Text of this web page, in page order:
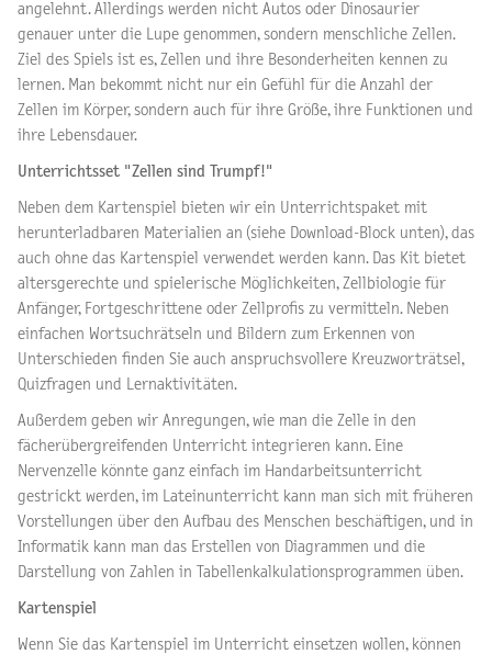
angelehnt. Allerdings werden nicht Autos oder Dinosaurier
genauer unter die Lupe genommen, sondern menschliche Zellen.
Ziel des Spiels ist es, Zellen und ihre Besonderheiten kennen zu
lernen. Man bekommt nicht nur ein Gefühl für die Anzahl der
Zellen im Körper, sondern auch für ihre Größe, ihre Funktionen und
ihre Lebensdauer.
Unterrichtsset "Zellen sind Trumpf!"
Neben dem Kartenspiel bieten wir ein Unterrichtspaket mit
herunterladbaren Materialien an (siehe Download-Block unten), das
auch ohne das Kartenspiel verwendet werden kann. Das Kit bietet
altersgerechte und spielerische Möglichkeiten, Zellbiologie für
Anfänger, Fortgeschrittene oder Zellprofis zu vermitteln. Neben
einfachen Wortsuchrätseln und Bildern zum Erkennen von
Unterschieden finden Sie auch anspruchsvollere Kreuzworträtsel,
Quizfragen und Lernaktivitäten.
Außerdem geben wir Anregungen, wie man die Zelle in den
fächerübergreifenden Unterricht integrieren kann. Eine
Nervenzelle könnte ganz einfach im Handarbeitsunterricht
gestrickt werden, im Lateinunterricht kann man sich mit früheren
Vorstellungen über den Aufbau des Menschen beschäftigen, und in
Informatik kann man das Erstellen von Diagrammen und die
Darstellung von Zahlen in Tabellenkalkulationsprogrammen üben.
Kartenspiel
Wenn Sie das Kartenspiel im Unterricht einsetzen wollen, können